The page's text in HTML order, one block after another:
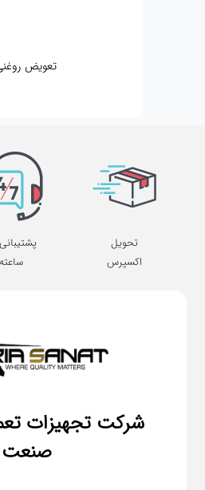
تعویض
تحویل
اکسپرس
ساعته
شرکت تجهیزات
صنعت